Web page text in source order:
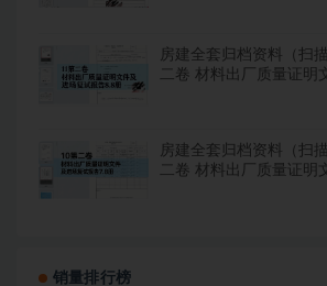
房建全套归档资料（扫
二卷 材料出厂质量证明
房建全套归档资料（扫
二卷 材料出厂质量证明
销量排行榜